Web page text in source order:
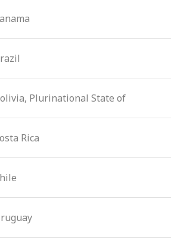
Plurinational State of
Rica